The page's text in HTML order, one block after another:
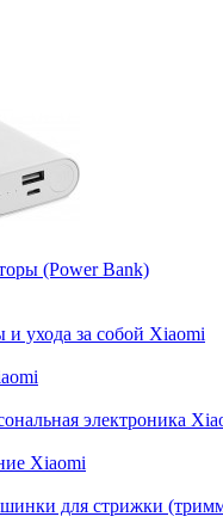
(Power Bank)
и ухода за собой Xiaomi
электроника
Xiaomi
для стрижки